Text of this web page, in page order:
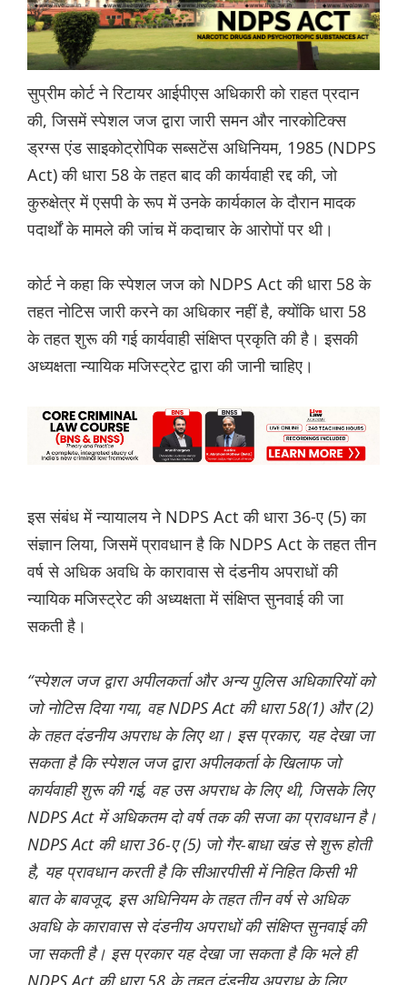
सुप्रीम कोर्ट ने रिटायर आईपीएस अधिकारी को राहत प्रदान
की, जिसमें स्पेशल जज द्वारा जारी समन और नारकोटिक्स
ड्रग्स एंड साइकोट्रोपिक सब्सटेंस अधिनियम, 1985 (NDPS
Act) की धारा 58 के तहत बाद की कार्यवाही रद्द की, जो
कुरुक्षेत्र में एसपी के रूप में उनके कार्यकाल के दौरान मादक
पदार्थों के मामले की जांच में कदाचार के आरोपों पर थी।
कोर्ट ने कहा कि स्पेशल जज को NDPS Act की धारा 58 के
तहत नोटिस जारी करने का अधिकार नहीं है, क्योंकि धारा 58
के तहत शुरू की गई कार्यवाही संक्षिप्त प्रकृति की है। इसकी
अध्यक्षता न्यायिक मजिस्ट्रेट द्वारा की जानी चाहिए।
इस संबंध में न्यायालय ने NDPS Act की धारा 36-ए (5) का
संज्ञान लिया, जिसमें प्रावधान है कि NDPS Act के तहत तीन
वर्ष से अधिक अवधि के कारावास से दंडनीय अपराधों की
न्यायिक मजिस्ट्रेट की अध्यक्षता में संक्षिप्त सुनवाई की जा
सकती है।
“स्पेशल जज द्वारा अपीलकर्ता और अन्य पुलिस अधिकारियों को
जो नोटिस दिया गया, वह NDPS Act की धारा 58(1) और (2)
के तहत दंडनीय अपराध के लिए था। इस प्रकार, यह देखा जा
सकता है कि स्पेशल जज द्वारा अपीलकर्ता के खिलाफ जो
कार्यवाही शुरू की गई, वह उस अपराध के लिए थी, जिसके लिए
NDPS Act में अधिकतम दो वर्ष तक की सजा का प्रावधान है।
NDPS Act की धारा 36-ए (5) जो गैर-बाधा खंड से शुरू होती
है, यह प्रावधान करती है कि सीआरपीसी में निहित किसी भी
बात के बावजूद, इस अधिनियम के तहत तीन वर्ष से अधिक
अवधि के कारावास से दंडनीय अपराधों की संक्षिप्त सुनवाई की
जा सकती है। इस प्रकार यह देखा जा सकता है कि भले ही